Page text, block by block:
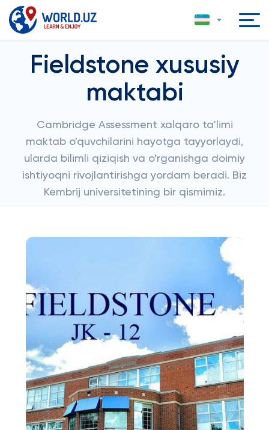
Fieldstone xususiy
maktabi
Cambridge Assessment xalqaro ta'limi
maktab o'quvchilarini hayotga tayyorlaydi,
ularda bilimli qiziqish va o'rganishga doimiy
ishtiyoqni rivojlantirishga yordam beradi. Biz
Kembrij universitetining bir qismimiz.